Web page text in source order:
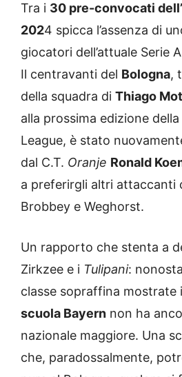
Tra i 30 pre-convocati
2024 spicca l’assenza di
giocatori dell’attuale Serie
Il centravanti del Bologna,
della squadra di Thiago
alla prossima edizione
League, è stato
dal C.T. Oranje Ronald
a preferirgli altri attaccanti
Brobbey e Weghorst.
Un rapporto che stenta a
Zirkzee e i Tulipani:
classe sopraffina mostrate
scuola Bayern non ha
nazionale maggiore. Una
che, paradossalmente,